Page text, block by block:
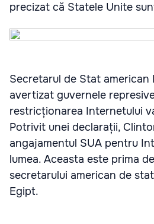
precizat că Statele Unite
Secretarul de Stat american
avertizat guvernele
restricționarea Internetului
Potrivit unei declarații,
angajamentul SUA pentru
lumea. Aceasta este prima
secretarului american de
Egipt.